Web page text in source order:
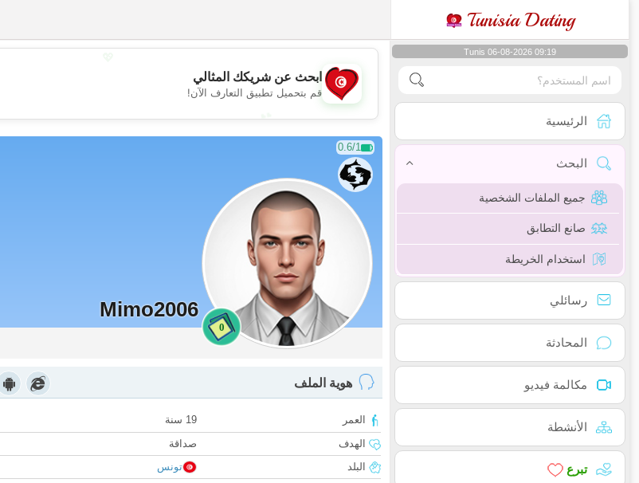
Tunisia Dating
Tunis 06-08-2026 09:19
الرئيسية
البحث
جميع الملفات الشخصية
صانع التطابق
استخدام الخريطة
رسائلي
المحادثة
مكالمة فيديو
الأنشطة
تبرع
ابحث عن شريكك المثالي
قم بتحميل تطبيق التعارف الآن!
0.6/1
0
Mimo2006
هوية الملف
العمر
19 سنة
الهدف
صداقة
البلد
تونس